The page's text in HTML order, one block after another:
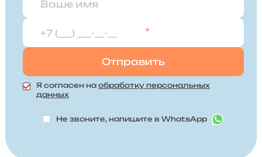
*
Я согласен на обработку персональных
данных
Не звоните, напишите в WhatsApp